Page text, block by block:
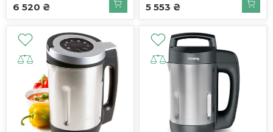
6 520 ₴ 5 553 ₴